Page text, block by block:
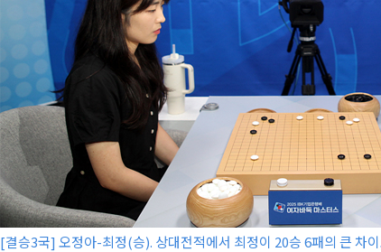
[결승3국] 오정아-최정(승). 상대전적에서 최정이 20승 6패의 큰 차